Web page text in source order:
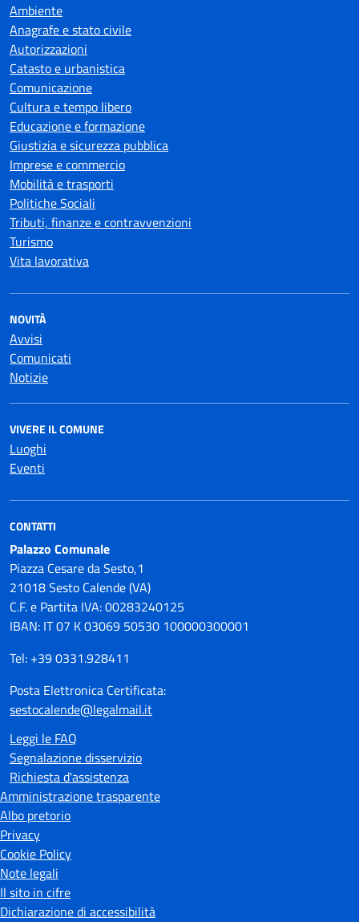
Ambiente
Anagrafe e stato civile
Autorizzazioni
Catasto e urbanistica
Comunicazione
Cultura e tempo libero
Educazione e formazione
Giustizia e sicurezza pubblica
Imprese e commercio
Mobilità e trasporti
Politiche Sociali
Tributi, finanze e contravvenzioni
Turismo
Vita lavorativa
NOVITÀ
Avvisi
Comunicati
Notizie
VIVERE IL COMUNE
Luoghi
Eventi
CONTATTI
Palazzo Comunale
Piazza Cesare da Sesto,1
21018 Sesto Calende (VA)
C.F. e Partita IVA: 00283240125
IBAN: IT 07 K 03069 50530 100000300001
Tel: +39 0331.928411
Posta Elettronica Certificata:
sestocalende@legalmail.it
Leggi le FAQ
Segnalazione disservizio
Richiesta d'assistenza
Amministrazione trasparente
Albo pretorio
Privacy
Cookie Policy
Note legali
Il sito in cifre
Dichiarazione di accessibilità